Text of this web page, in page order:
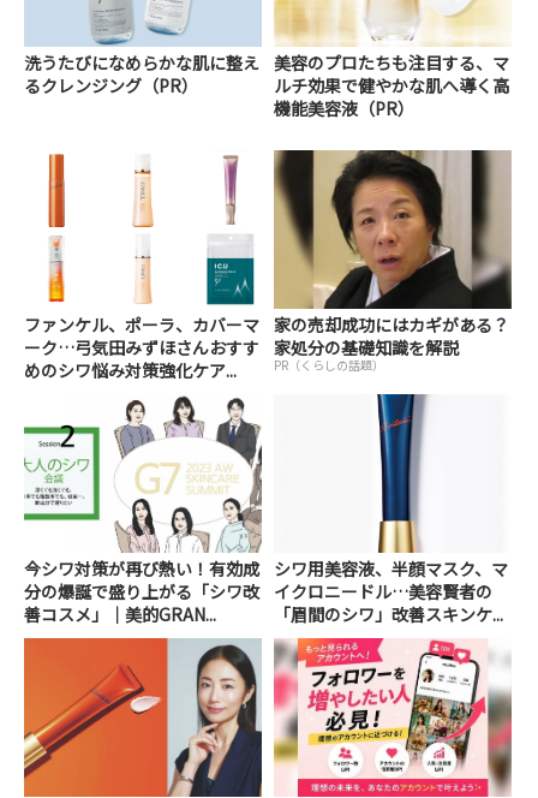
洗うたびになめらかな肌に整え
るクレンジング（PR）
美容のプロたちも注目する、マ
ルチ効果で健やかな肌へ導く高
機能美容液（PR）
ファンケル、ポーラ、カバーマ
ーク…弓気田みずほさんおすす
めのシワ悩み対策強化ケア...
家の売却成功にはカギがある？
家処分の基礎知識を解説
PR（くらしの話題）
今シワ対策が再び熱い！有効成
分の爆誕で盛り上がる「シワ改
善コスメ」｜美的GRAN...
シワ用美容液、半顔マスク、マ
イクロニードル…美容賢者の
「眉間のシワ」改善スキンケ...